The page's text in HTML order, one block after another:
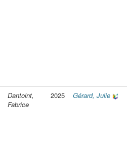
Dantoint,
Fabrice
2025 Gérard, Julie